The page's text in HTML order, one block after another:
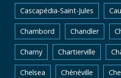
Cascapédia-Saint-Jules
Chambord Chandler
Charny Chartierville
Chelsea Chénéville